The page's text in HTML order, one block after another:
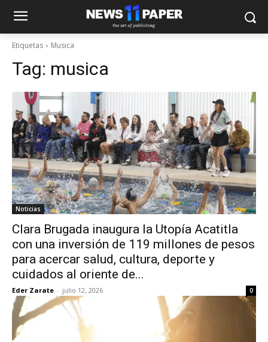
Etiquetas Musica
Tag: musica
Noticias
Clara Brugada inaugura la Utopía Acatitla
con una inversión de 119 millones de pesos
para acercar salud, cultura, deporte y
cuidados al oriente de...
Eder Zarate - julio 12, 2026 0